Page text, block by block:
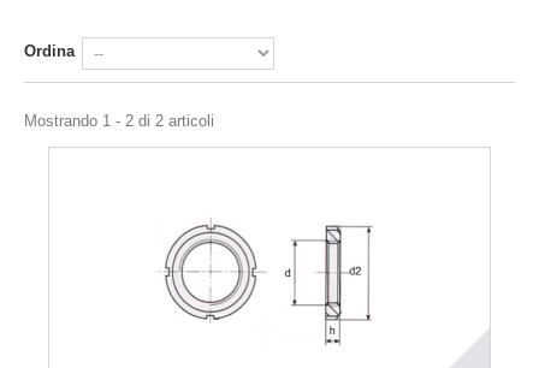
Ordina
Mostrando 1 - 2 di 2 articoli